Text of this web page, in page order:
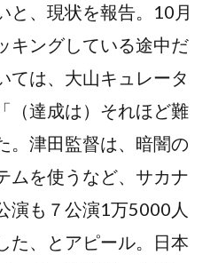
と、現状を報告。10月
キングしている途中だ
ては、大山キュレータ
（達成は）それほど難
。津田監督は、暗闇の
ムを使うなど、サカナ
演も７公演1万5000人
た、とアピール。日本